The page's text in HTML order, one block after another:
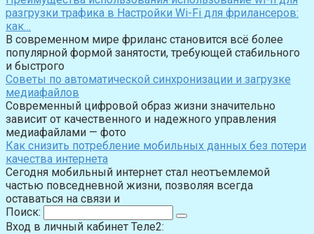
разгрузки трафика в Настройки Wi-Fi для фрилансеров:
как…
В современном мире фриланс становится всё более
популярной формой занятости, требующей стабильного
и быстрого
Советы по автоматической синхронизации и загрузке
медиафайлов
Современный цифровой образ жизни значительно
зависит от качественного и надежного управления
медиафайлами — фото
Как снизить потребление мобильных данных без потери
качества интернета
Сегодня мобильный интернет стал неотъемлемой
частью повседневной жизни, позволяя всегда
оставаться на связи и
Поиск:
Вход в личный кабинет Теле2: